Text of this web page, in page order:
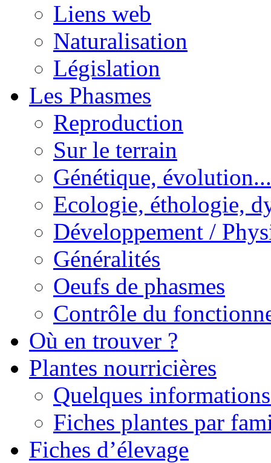
Liens web
Naturalisation
Législation
Les Phasmes
Reproduction
Sur le terrain
Génétique, évolution...
Ecologie, éthologie,
Développement /
Généralités
Oeufs de phasmes
Contrôle du
Où en trouver ?
Plantes nourricières
Quelques
Fiches plantes par
Fiches d’élevage